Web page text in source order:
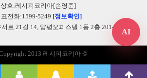
상호:레시피코리아[손영준]
전화:1599-5249 [정보확인]
로 21길 14, 양평오피스텔 1동 2층 201-B248
2013 레시피코리아 ©
AI